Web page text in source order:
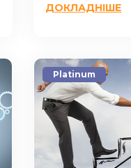
ДОКЛАДНІШЕ
Platinum